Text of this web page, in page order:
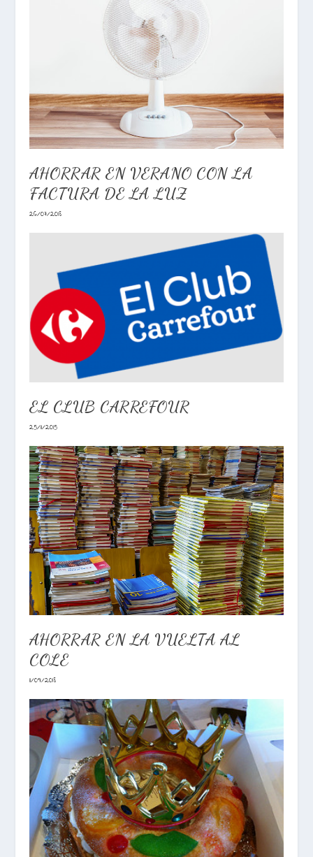
AHORRAR EN VERANO CON LA
FACTURA DE LA LUZ
26/07/2018
EL CLUB CARREFOUR
25/11/2015
AHORRAR EN LA VUELTA AL
COLE
11/09/2018